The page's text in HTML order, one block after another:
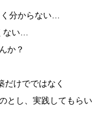
分からない…
ない…
か？
だけでではなく
とし、実践してもらい